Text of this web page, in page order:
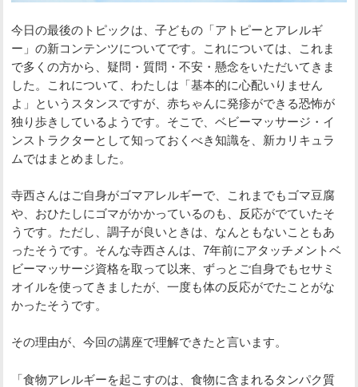
今日の最後のトピックは、子どもの「アトピーとアレルギ
ー」の新コンテンツについてです。これについては、これま
で多くの方から、疑問・質問・不安・懸念をいただいてきま
した。これについて、わたしは「基本的に心配いりません
よ」というスタンスですが、赤ちゃんに発疹ができる恐怖が
独り歩きしているようです。そこで、ベビーマッサージ・イ
ンストラクターとして知っておくべき知識を、新カリキュラ
ムではまとめました。
寺西さんはご自身がゴマアレルギーで、これまでもゴマ豆腐
や、おひたしにゴマがかかっているのも、反応がでていたそ
うです。ただし、調子が良いときは、なんともないこともあ
ったそうです。そんな寺西さんは、7年前にアタッチメントベ
ビーマッサージ資格を取って以来、ずっとご自身でもセサミ
オイルを使ってきましたが、一度も体の反応がでたことがな
かったそうです。
その理由が、今回の講座で理解できたと言います。
「食物アレルギーを起こすのは、食物に含まれるタンパク質